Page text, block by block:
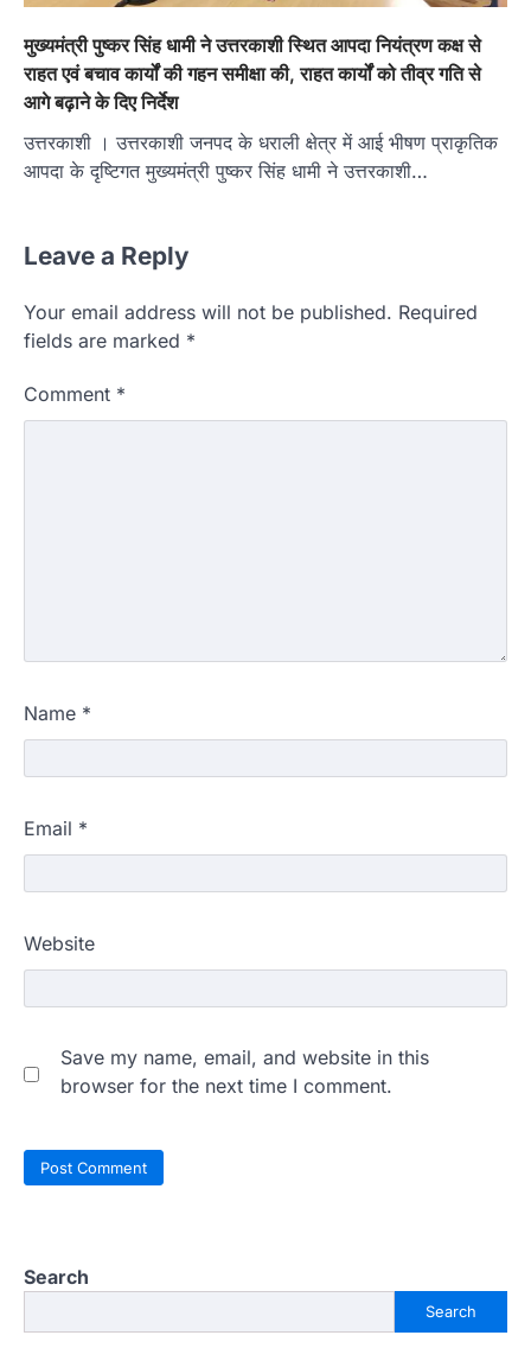
मुख्यमंत्री पुष्कर सिंह धामी ने उत्तरकाशी स्थित आपदा नियंत्रण कक्ष से
राहत एवं बचाव कार्यों की गहन समीक्षा की, राहत कार्यों को तीव्र गति से
आगे बढ़ाने के दिए निर्देश
उत्तरकाशी । उत्तरकाशी जनपद के धराली क्षेत्र में आई भीषण प्राकृतिक
आपदा के दृष्टिगत मुख्यमंत्री पुष्कर सिंह धामी ने उत्तरकाशी…
Leave a Reply
Your email address will not be published. Required
fields are marked *
Comment *
Name *
Email *
Website
Save my name, email, and website in this
browser for the next time I comment.
Search
Search